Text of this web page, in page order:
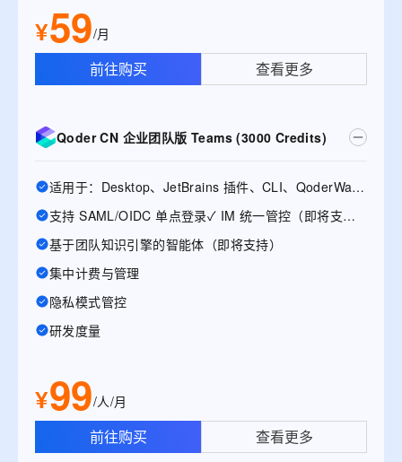
¥59/月
前往购买 查看更多
Qoder CN 企业团队版 Teams (3000 Credits)
适用于：Desktop、JetBrains 插件、CLI、QoderWake、Mobile
支持 SAML/OIDC 单点登录✓ IM 统一管控（即将支持）
基于团队知识引擎的智能体（即将支持）
集中计费与管理
隐私模式管控
研发度量
¥99/人/月
前往购买 查看更多